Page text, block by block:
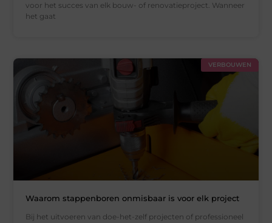
voor het succes van elk bouw- of renovatieproject. Wanneer
het gaat
VERBOUWEN
Waarom stappenboren onmisbaar is voor elk project
Bij het uitvoeren van doe-het-zelf projecten of professioneel